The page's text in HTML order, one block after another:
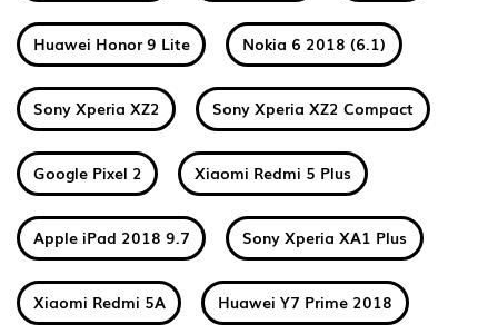
Huawei Honor 9 Lite Nokia 6 2018 (6.1)
Sony Xperia XZ2 Sony Xperia XZ2 Compact
Google Pixel 2 Xiaomi Redmi 5 Plus
Apple iPad 2018 9.7 Sony Xperia XA1 Plus
Xiaomi Redmi 5A Huawei Y7 Prime 2018